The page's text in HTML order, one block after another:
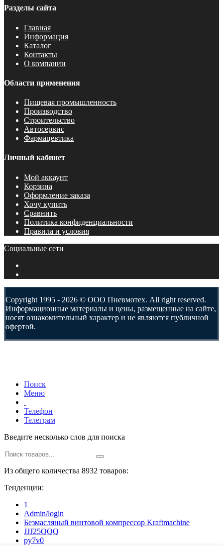
Разделы сайта
Главная
Информация
Каталог
Контакты
О компании
Области применения
Пищевая промышленность
Производство
Строительство
Автосервис
Фармацевтика
Личный кабинет
Мой аккаунт
Корзина
Оформление заказа
Хочу купить
Сравнить
Политика конфиденциальности
Правила и условия
Социальные сети
Copyright 1995 - 2026 © ООО Пневмотех. All right reserved.
Информационные материалы и цены, размещенные на сайте,
носят ознакомительный характер и не являются публичной
офертой.
Поиск
Меню
Телефон
Телеграм
Введите несколько слов для поиска
Из общего количества 8932 товаров:
Тенденции:
1
Admin/login
Безмасляный винтовой компрессор Kraftmaсhine
JJJ25QQQ
py7v0